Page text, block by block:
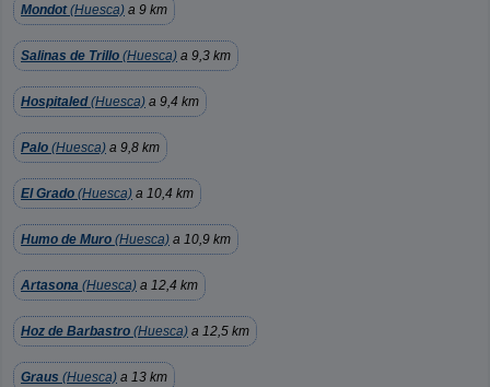
Mondot(Huesca) a 9 km
Salinas de Trillo (Huesca) a 9,3 km
Hospitaled(Huesca) a 9,4 km
Palo (Huesca) a 9,8 km
El Grado (Huesca) a 10,4 km
Humo de Muro (Huesca) a 10,9 km
Artasona (Huesca) a 12,4 km
Hoz de Barbastro (Huesca) a 12,5 km
Graus (Huesca) a 13 km